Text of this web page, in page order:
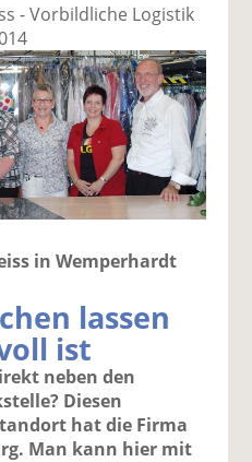
- Vorbildliche Logistik
in Wemperhardt
lassen
ist
neben den
Diesen
hat die Firma
Man kann hier mit